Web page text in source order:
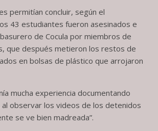
permitían concluir, según el
43 estudiantes fueron asesinados e
de Cocula por miembros de
que después metieron los restos de
en bolsas de plástico que arrojaron
mucha experiencia documentando
observar los videos de los detenidos
se ve bien madreada”.